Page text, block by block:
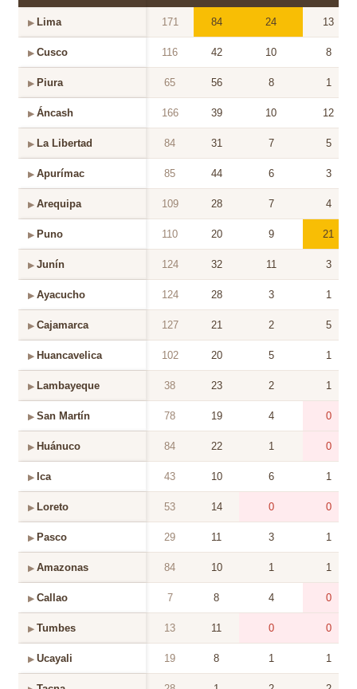
▶ Lima 171 84 24 13
▶Cusco 116 42 10 8
▶ Piura 65 56 8 1
▶Áncash 166 39 10 12
▶ La Libertad 84 31 7 5
▶Apurímac 85 44 6 3
▶Arequipa 109 28 7 4
▶ Puno 110 20 9 21
▶Junín 124 32 11 3
▶Ayacucho 124 28 3 1
▶Cajamarca 127 21 2 5
▶ Huancavelica 102 20 5 1
▶ Lambayeque 38 23 2 1
▶San Martín 78 19 4 0
▶ Huánuco 84 22 1 0
▶ Ica 43 10 6 1
▶ Loreto 53 14 0 0
▶ Pasco 29 11 3 1
▶Amazonas 84 10 1 1
▶Callao 7 8 4 0
▶ Tumbes 13 11 0 0
▶Ucayali 19 8 1 1